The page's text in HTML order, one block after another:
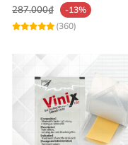
287.000₫
-13%
(360)